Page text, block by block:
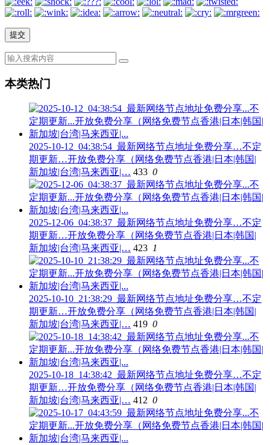
本类热门
2025-10-12_04:38:54_最新网络节点地址免费分享…不定
期更新…开放免费分享（网络免费节点香港|日本|韩国|
新加坡|台湾|马来西亚|… 433 0
2025-12-06_04:38:37_最新网络节点地址免费分享…不定
期更新…开放免费分享（网络免费节点香港|日本|韩国|
新加坡|台湾|马来西亚|… 423 1
2025-10-10_21:38:29_最新网络节点地址免费分享…不定
期更新…开放免费分享（网络免费节点香港|日本|韩国|
新加坡|台湾|马来西亚|… 419 0
2025-10-18_14:38:42_最新网络节点地址免费分享…不定
期更新…开放免费分享（网络免费节点香港|日本|韩国|
新加坡|台湾|马来西亚|… 412 0